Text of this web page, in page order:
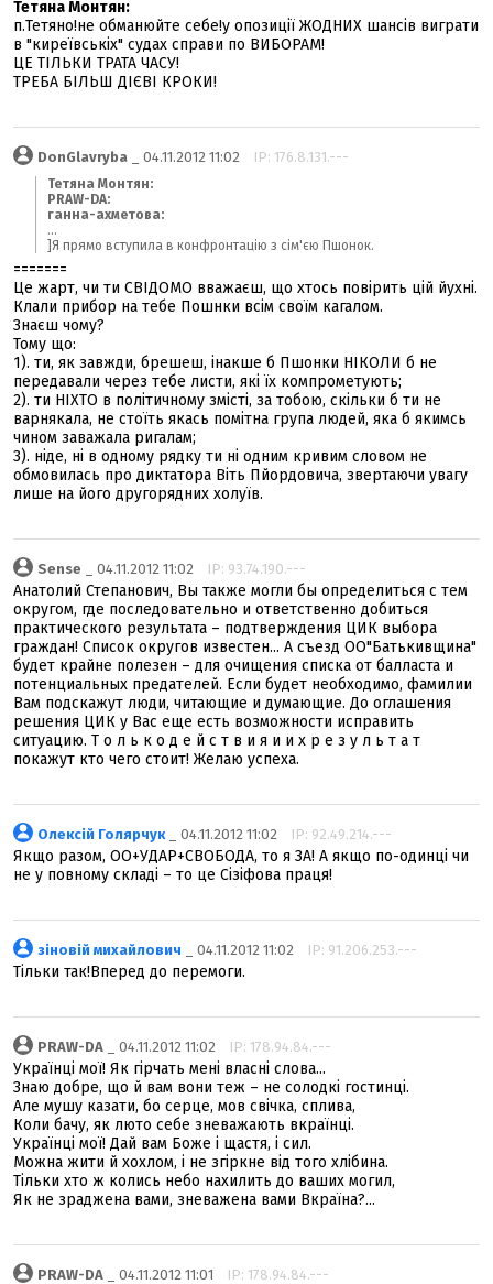
Тетяна Монтян:
п.Тетяно!не обманюйте себе!у опозиції ЖОДНИХ шансів виграти
в "киреївськіх" судах справи по ВИБОРАМ!
ЦЕ ТІЛЬКИ ТРАТА ЧАСУ!
ТРЕБА БІЛЬШ ДІЄВІ КРОКИ!
DonGlavryba _ 04.11.2012 11:02 IP: 176.8.131.---
Тетяна Монтян:
PRAW-DA:
ганна-ахметова:
...
]Я прямо вступила в конфронтацію з сім'єю Пшонок.
=======
Це жарт, чи ти СВІДОМО вважаєш, що хтось повірить цій йухні.
Клали прибор на тебе Пошнки всім своїм кагалом.
Знаєш чому?
Тому що:
1). ти, як завжди, брешеш, інакше б Пшонки НІКОЛИ б не
передавали через тебе листи, які їх компрометують;
2). ти НІХТО в політичному змісті, за тобою, скільки б ти не
варнякала, не стоїть якась помітна група людей, яка б якимсь
чином заважала ригалам;
3). ніде, ні в одному рядку ти ні одним кривим словом не
обмовилась про диктатора Віть Пйордовича, звертаючи увагу
лише на його другорядних холуїв.
Sense _ 04.11.2012 11:02 IP: 93.74.190.---
Анатолий Степанович, Вы также могли бы определиться с тем
округом, где последовательно и ответственно добиться
практического результата – подтверждения ЦИК выбора
граждан! Список округов известен... А съезд ОО"Батькивщина"
будет крайне полезен – для очищения списка от балласта и
потенциальных предателей. Если будет необходимо, фамилии
Вам подскажут люди, читающие и думающие. До оглашения
решения ЦИК у Вас еще есть возможности исправить
ситуацию. Т о л ь к о д е й с т в и я и и х р е з у л ь т а т
покажут кто чего стоит! Желаю успеха.
Олексій Голярчук_ 04.11.2012 11:02 IP: 92.49.214.---
Якщо разом, ОО+УДАР+СВОБОДА, то я ЗА! А якщо по-одинці чи
не у повному складі – то це Сізіфова праця!
зіновій михайлович _ 04.11.2012 11:02 IP: 91.206.253.---
Тільки так!Вперед до перемоги.
PRAW-DA _ 04.11.2012 11:02 IP: 178.94.84.---
Українці мої! Як гірчать мені власні слова...
Знаю добре, що й вам вони теж – не солодкі гостинці.
Але мушу казати, бо серце, мов свічка, сплива,
Коли бачу, як люто себе зневажають вкраїнці.
Українці мої! Дай вам Боже і щастя, і сил.
Можна жити й хохлом, і не згіркне від того хлібина.
Тільки хто ж колись небо нахилить до ваших могил,
Як не зраджена вами, зневажена вами Вкраїна?...
PRAW-DA _ 04.11.2012 11:01 IP: 178.94.84.---